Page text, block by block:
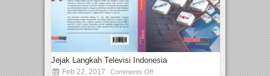
Jejak Langkah Televisi Indonesia
Feb 22, 2017 Comments Off